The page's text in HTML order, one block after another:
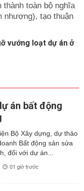
thành toàn bộ nghĩa
nhượng), tạo thuận
vướng loạt dự án ở
án bất động
Bộ Xây dựng, dự thảo
Bất động sản sửa
đối với dự án...
01 giờ trước